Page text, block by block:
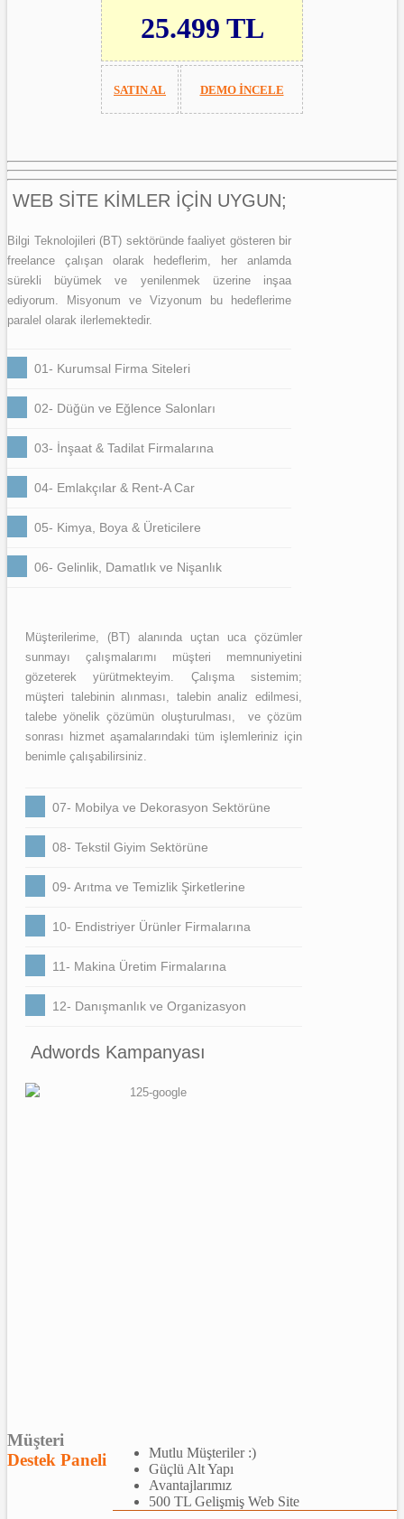
25.499 TL
SATIN AL DEMO İNCELE
WEB SİTE KİMLER İÇİN UYGUN;
Bilgi Teknolojileri (BT) sektöründe faaliyet gösteren bir
freelance çalışan olarak hedeflerim, her anlamda
sürekli büyümek ve yenilenmek üzerine inşaa
ediyorum. Misyonum ve Vizyonum bu hedeflerime
paralel olarak ilerlemektedir.
01- Kurumsal Firma Siteleri
02- Düğün ve Eğlence Salonları
03- İnşaat & Tadilat Firmalarına
04- Emlakçılar & Rent-A Car
05- Kimya, Boya & Üreticilere
06- Gelinlik, Damatlık ve Nişanlık
Müşterilerime, (BT) alanında uçtan uca çözümler
sunmayı çalışmalarımı müşteri memnuniyetini
gözeterek yürütmekteyim. Çalışma sistemim;
müşteri talebinin alınması, talebin analiz edilmesi,
talebe yönelik çözümün oluşturulması, ve çözüm
sonrası hizmet aşamalarındaki tüm işlemleriniz için
benimle çalışabilirsiniz.
07- Mobilya ve Dekorasyon Sektörüne
08- Tekstil Giyim Sektörüne
09- Arıtma ve Temizlik Şirketlerine
10- Endistriyer Ürünler Firmalarına
11- Makina Üretim Firmalarına
12- Danışmanlık ve Organizasyon
Adwords Kampanyası
Mutlu Müşteriler :)
Güçlü Alt Yapı
Avantajlarımız
500 TL Gelişmiş Web Site
Müşteri
Destek Paneli